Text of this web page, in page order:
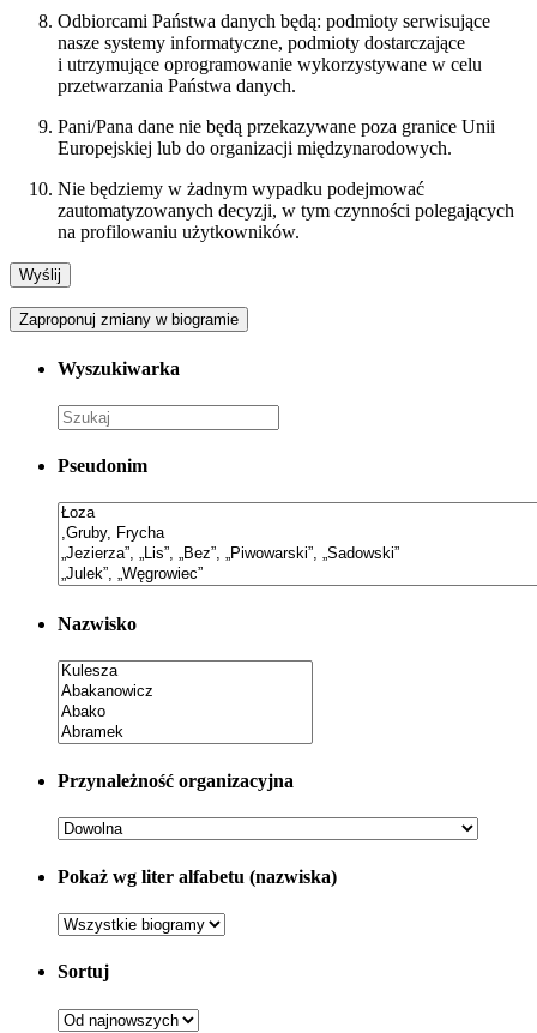
Odbiorcami Państwa danych będą: podmioty serwisujące
nasze systemy informatyczne, podmioty dostarczające
i utrzymujące oprogramowanie wykorzystywane w celu
przetwarzania Państwa danych.
Pani/Pana dane nie będą przekazywane poza granice Unii
Europejskiej lub do organizacji międzynarodowych.
Nie będziemy w żadnym wypadku podejmować
zautomatyzowanych decyzji, w tym czynności polegających
na profilowaniu użytkowników.
Zaproponuj zmiany w biogramie
Wyszukiwarka
Pseudonim
Nazwisko
Przynależność organizacyjna
Pokaż wg liter alfabetu (nazwiska)
Sortuj